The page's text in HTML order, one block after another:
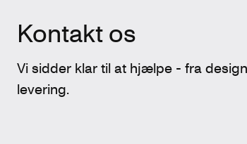
Kontakt os
Vi sidder klar til at hjælpe - fra
levering.